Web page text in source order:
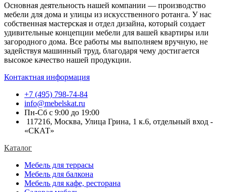
Основная деятельность нашей компании — производство
мебели для дома и улицы из искусственного ротанга. У нас
собственная мастерская и отдел дизайна, который создает
удивительные концепции мебели для вашей квартиры или
загородного дома. Все работы мы выполняем вручную, не
задействуя машинный труд, благодаря чему достигается
высокое качество нашей продукции.
Контактная информация
+7 (495) 798-74-84
info@mebelskat.ru
Пн-Сб с 9:00 до 19:00
117216, Москва, Улица Грина, 1 к.6, отдельный вход -
«СКАТ»
Каталог
Мебель для террасы
Мебель для балкона
Мебель для кафе, ресторана